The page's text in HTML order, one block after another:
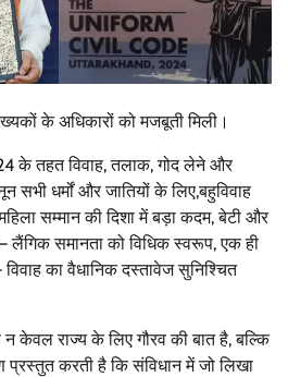
के अधिकारों को मजबूती मिली।
के तहत विवाह, तलाक, गोद लेने और
सभी धर्मों और जातियों के लिए,बहुविवाह
सम्मान की दिशा में बड़ा कदम, बेटी और
लैंगिक समानता को विधिक स्वरूप, एक ही
विवाह का वैधानिक दस्तावेज सुनिश्चित
केवल राज्य के लिए गौरव की बात है, बल्कि
करती है कि संविधान में जो लिखा